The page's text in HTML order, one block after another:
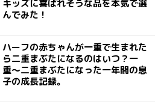
キッズに喜ばれそうな品を本気で選
んでみた！
ハーフの赤ちゃんが一重で生まれた
ら二重まぶたになるのはいつ？一
重〜二重まぶたになった一年間の息
子の成長記録。